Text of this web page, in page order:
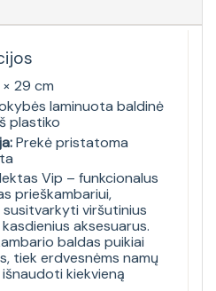
29 cm
laminuota baldinė
plastiko
Prekė pristatoma
Vip – funkcionalus
prieškambariui,
viršutinius
aksesuarus.
baldas puikiai
tiek erdvesnėms namų
kiekvieną